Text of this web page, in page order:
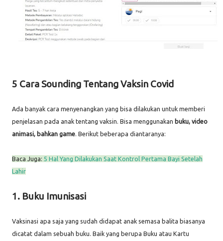
5 Cara Sounding Tentang Vaksin Covid
Ada banyak cara menyenangkan yang bisa dilakukan untuk memberi
penjelasan pada anak tentang vaksin. Bisa menggunakan buku, video
animasi, bahkan game . Berikut beberapa diantaranya:
Baca Juga: 5 Hal Yang Dilakukan Saat Kontrol Pertama Bayi Setelah
Lahir
1. Buku Imunisasi
Vaksinasi apa saja yang sudah didapat anak semasa balita biasanya
dicatat dalam sebuah buku. Baik yang berupa Buku atau Kartu